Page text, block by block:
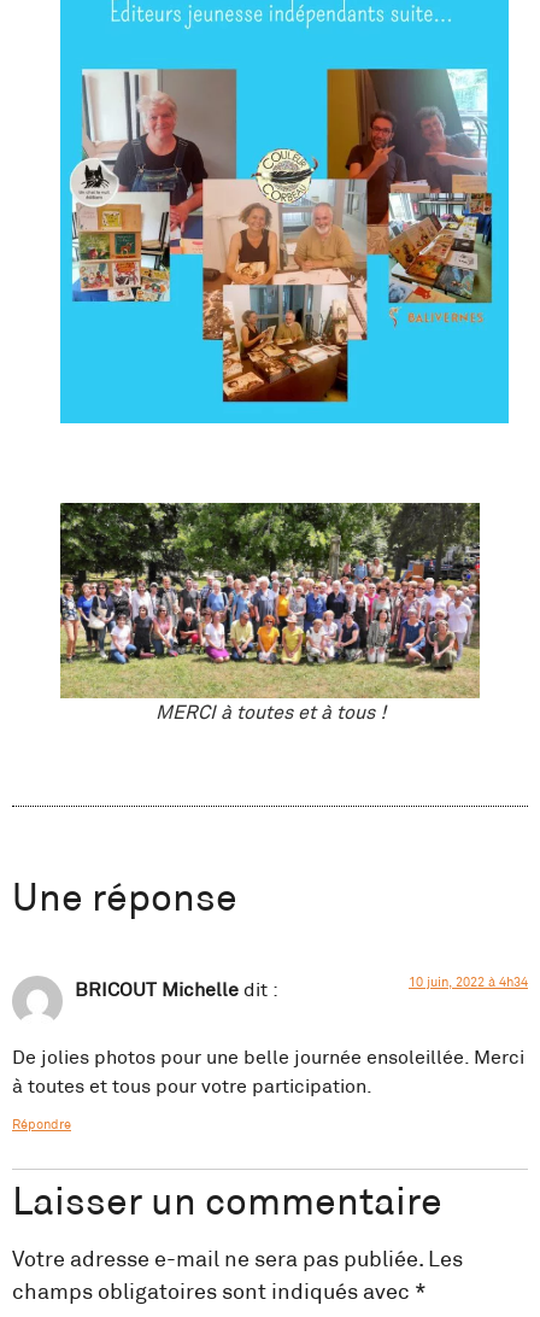
MERCI à toutes et à tous !
Une réponse
BRICOUT Michelle dit : 10 juin, 2022 à 4h34
De jolies photos pour une belle journée ensoleillée. Merci
à toutes et tous pour votre participation.
Répondre
Laisser un commentaire
Votre adresse e-mail ne sera pas publiée. Les
champs obligatoires sont indiqués avec *